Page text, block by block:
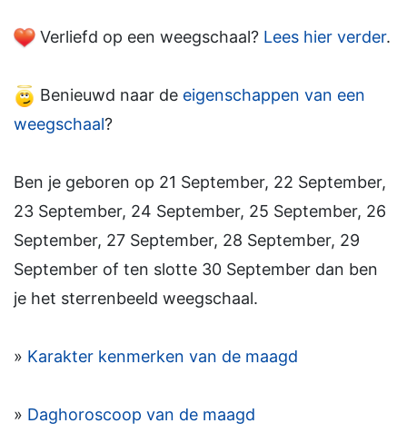
Verliefd op een weegschaal? Lees hier verder.
Benieuwd naar de eigenschappen van een
weegschaal?
Ben je geboren op 21 September, 22 September,
23 September, 24 September, 25 September, 26
September, 27 September, 28 September, 29
September of ten slotte 30 September dan ben
je het sterrenbeeld weegschaal.
» Karakter kenmerken van de maagd
» Daghoroscoop van de maagd